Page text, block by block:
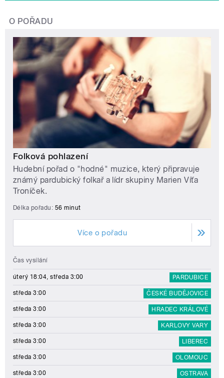
O POŘADU
Folková pohlazení
Hudební pořad o "hodné" muzice, který připravuje
známý pardubický folkař a lídr skupiny Marien Víťa
Troníček.
Délka pořadu: 56 minut
Více o pořadu
Čas vysílání
úterý 18:04, středa 3:00 PARDUBICE
středa 3:00 ČESKÉ BUDĚJOVICE
středa 3:00 HRADEC KRÁLOVÉ
středa 3:00 KARLOVY VARY
středa 3:00 LIBEREC
středa 3:00 OLOMOUC
středa 3:00 OSTRAVA